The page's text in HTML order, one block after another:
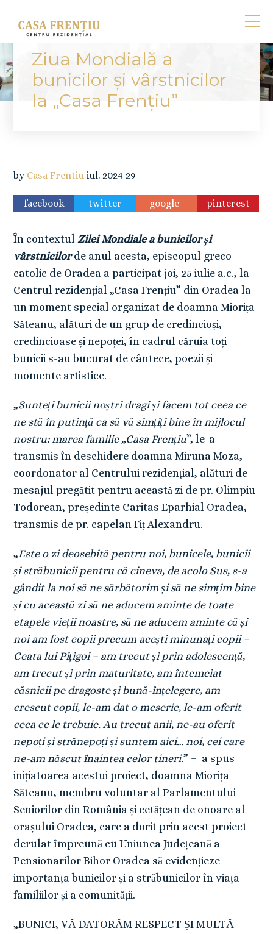
Ziua Mondială a
bunicilor și vârstnicilor
la „Casa Frențiu”
by Casa Frentiu iul. 2024 29
facebook twitter google+ pinterest
În contextulZilei Mondiale a bunicilor și
vârstnicilorde anul acesta, episcopul greco-
catolic de Oradea a participat joi, 25 iulie a.c., la
Centrul rezidențial „Casa Frențiu” din Oradea la
un moment special organizat de doamna Miorița
Săteanu, alături de un grup de credincioși,
credincioase și nepoței, în cadrul căruia toți
bunicii s-au bucurat de cântece, poezii și
momente artistice.
„Sunteți bunicii noștri dragi și facem tot ceea ce
ne stă în putință ca să vă simțiți bine în mijlocul
nostru: marea familie „Casa Frențiu”, le-a
transmis în deschidere doamna Miruna Moza,
coordonator al Centrului rezidențial, alături de
mesajul pregătit pentru această zi de pr. Olimpiu
Todorean, președinte Caritas Eparhial Oradea,
transmis de pr. capelan Fiț Alexandru.
„Este o zi deosebită pentru noi, bunicele, bunicii
și străbunicii pentru că cineva, de acolo Sus, s-a
gândit la noi să ne sărbătorim și să ne simțim bine
și cu această zi să ne aducem aminte de toate
etapele vieții noastre, să ne aducem aminte că și
noi am fost copii precum acești minunați copii –
Ceata lui Pițigoi – am trecut și prin adolescență,
am trecut și prin maturitate, am întemeiat
căsnicii pe dragoste și bună-înțelegere, am
crescut copii, le-am dat o meserie, le-am oferit
ceea ce le trebuie. Au trecut anii, ne-au oferit
nepoți și strănepoți și suntem aici… noi, cei care
ne-am născut înaintea celor tineri.” – a spus
inițiatoarea acestui proiect, doamna Miorița
Săteanu, membru voluntar al Parlamentului
Seniorilor din România și cetățean de onoare al
orașului Oradea, care a dorit prin acest proiect
derulat împreună cu Uniunea Județeană a
Pensionarilor Bihor Oradea să evidențieze
importanța bunicilor și a străbunicilor în viața
familiilor și a comunității.
„BUNICI, VĂ DATORĂM RESPECT ȘI MULTĂ